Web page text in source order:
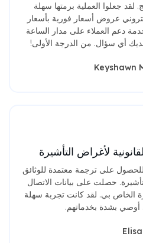
جعلوا العملية برمتها سهلة
عروض أسعار فورية بأسعار
دعم العملاء على مدار الساعة
أي سؤال. من الدرجة الأولى!
Keyshawn
لأغراض التأشيرة
استخدمتُ موقع Motaword للحصول على ترجمة معتمدة للوثائق
حصلت على بيانات الاتصال
الخاص بي. لقد كانت تجربة سهلة
بشدة بخدماتهم.
Elisa